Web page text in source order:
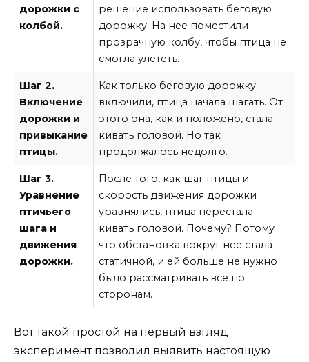
дорожки с
колбой.
решение использовать беговую
дорожку. На нее поместили
прозрачную колбу, чтобы птица не
смогла улететь.
Шаг 2.
Включение
дорожки и
привыкание
птицы.
Как только беговую дорожку
включили, птица начала шагать. От
этого она, как и положено, стала
кивать головой. Но так
продолжалось недолго.
Шаг 3.
Уравнение
птичьего
шага и
движения
дорожки.
После того, как шаг птицы и
скорость движения дорожки
уравнялись, птица перестала
кивать головой. Почему? Потому
что обстановка вокруг нее стала
статичной, и ей больше не нужно
было рассматривать все по
сторонам.
Вот такой простой на первый взгляд
эксперимент позволил выявить настоящую